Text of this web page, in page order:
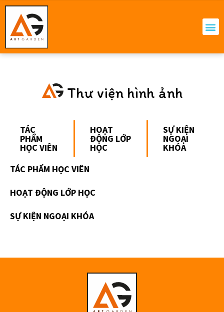
Thư viện hình ảnh
TÁC
PHẨM
HỌC VIÊN
HOẠT
ĐỘNG LỚP
HỌC
SỰ KIỆN
NGOẠI
KHÓA
TÁC PHẨM HỌC VIÊN
HOẠT ĐỘNG LỚP HỌC
SỰ KIỆN NGOẠI KHÓA